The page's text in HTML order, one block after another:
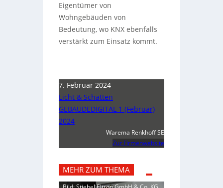
Eigentümer von
Wohngebäuden von
Bedeutung, wo KNX ebenfalls
verstärkt zum Einsatz kommt.
7. Februar 2024
Licht & Schatten
GEBÄUDEDIGITAL 1 (Februar)
2024
Warema Renkhoff SE
Zur Firmenwebsite
MEHR ZUM THEMA